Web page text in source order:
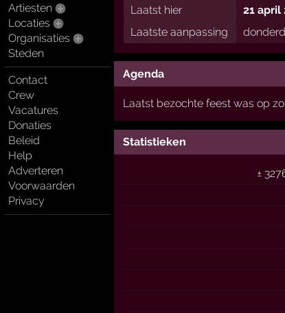
Artiesten
Locaties
Organisaties
Steden
Contact
Crew
Vacatures
Donaties
Beleid
Help
Adverteren
Voorwaarden
Privacy
Laatst hier
21 april
Laatste aanpassing
Agenda
Laatst bezochte feest was op
Statistieken
±